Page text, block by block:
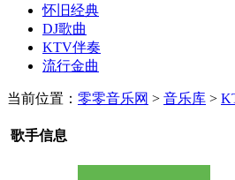
怀旧经典
DJ歌曲
KTV伴奏
流行金曲
当前位置： 零零音乐网 > 音乐库 >
歌手信息